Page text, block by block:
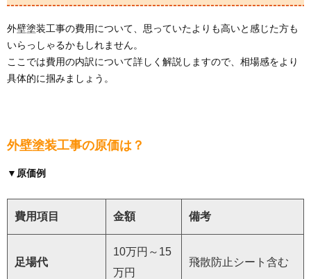
外壁塗装工事の費用について、思っていたよりも高いと感じた方も
いらっしゃるかもしれません。
ここでは費用の内訳について詳しく解説しますので、相場感をより
具体的に掴みましょう。
外壁塗装工事の原価は？
▼原価例
費用項目 金額 備考
足場代
10万円～15
万円
飛散防止シート含む